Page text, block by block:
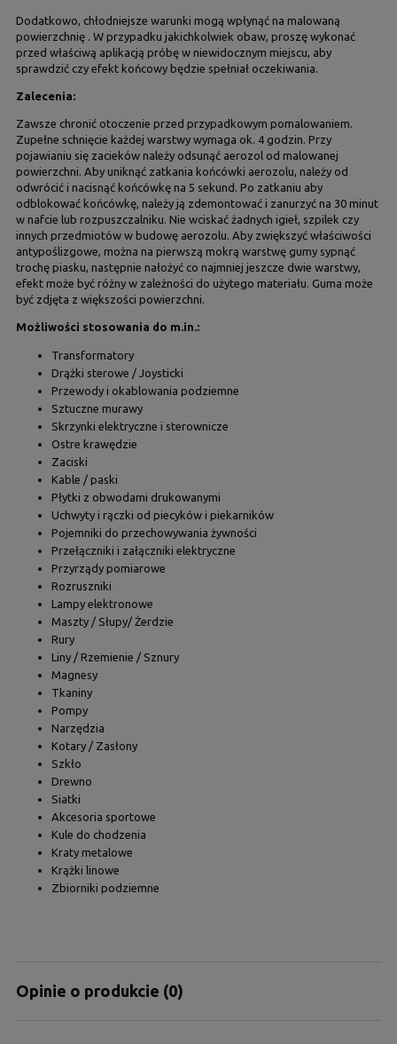
Dodatkowo, chłodniejsze warunki mogą wpłynąć na malowaną
powierzchnię . W przypadku jakichkolwiek obaw, proszę wykonać
przed właściwą aplikacją próbę w niewidocznym miejscu, aby
sprawdzić czy efekt końcowy będzie spełniał oczekiwania.
Zalecenia:
Zawsze chronić otoczenie przed przypadkowym pomalowaniem.
Zupełne schnięcie każdej warstwy wymaga ok. 4 godzin. Przy
pojawianiu się zacieków należy odsunąć aerozol od malowanej
powierzchni. Aby uniknąć zatkania końcówki aerozolu, należy od
odwrócić i nacisnąć końcówkę na 5 sekund. Po zatkaniu aby
odblokować końcówkę, należy ją zdemontować i zanurzyć na 30 minut
w nafcie lub rozpuszczalniku. Nie wciskać żadnych igieł, szpilek czy
innych przedmiotów w budowę aerozolu. Aby zwiększyć właściwości
antypoślizgowe, można na pierwszą mokrą warstwę gumy sypnąć
trochę piasku, następnie nałożyć co najmniej jeszcze dwie warstwy,
efekt może być różny w zależności do użytego materiału. Guma może
być zdjęta z większości powierzchni.
Możliwości stosowania do m.in.:
Transformatory
Drążki sterowe / Joysticki
Przewody i okablowania podziemne
Sztuczne murawy
Skrzynki elektryczne i sterownicze
Ostre krawędzie
Zaciski
Kable / paski
Płytki z obwodami drukowanymi
Uchwyty i rączki od piecyków i piekarników
Pojemniki do przechowywania żywności
Przełączniki i załączniki elektryczne
Przyrządy pomiarowe
Rozruszniki
Lampy elektronowe
Maszty / Słupy/ Żerdzie
Rury
Liny / Rzemienie / Sznury
Magnesy
Tkaniny
Pompy
Narzędzia
Kotary / Zasłony
Szkło
Drewno
Siatki
Akcesoria sportowe
Kule do chodzenia
Kraty metalowe
Krążki linowe
Zbiorniki podziemne
Opinie o produkcie (0)